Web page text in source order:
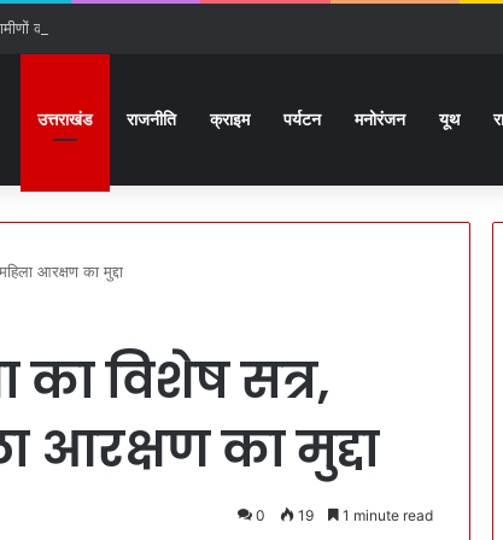
का फूटा गुस्सा
उत्तराखंड राजनीति क्राइम पर्यटन मनोरंजन यूथ
आरक्षण का मुद्दा
का विशेष सत्र,
का मुद्दा
0 19 1 minute read